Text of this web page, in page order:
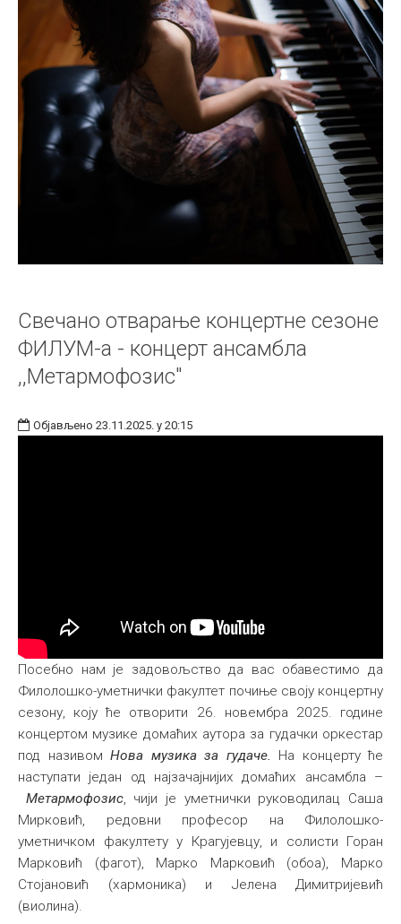
Свечано отварање концертне сезоне
ФИЛУМ-а - концерт ансамбла
,,Метармофозис"
Објављено 23.11.2025. у 20:15
Посебно нам је задовољство да вас обавестимо да
Филолошко-уметнички факултет почиње своју концертну
сезону, коју ће отворити 26. новембра 2025. године
концертом музике домаћих аутора за гудачки оркестар
под називом Нова музика за гудаче. На концерту ће
наступати један од најзачајнијих домаћих ансамбла –
Метармофозис, чији је уметнички руководилац Саша
Мирковић, редовни професор на Филолошко-
уметничком факултету у Крагујевцу, и солисти Горан
Марковић (фагот), Марко Марковић (обоа), Марко
Стојановић (хармоника) и Јелена Димитријевић
(виолина).